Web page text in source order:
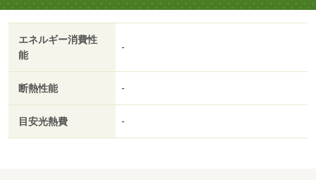
適設計！温水洗浄便座設置！・バイク置場：なし・駐輪
場：有/鍵交換費（課税対象） 18500円/防災セット（課税
対象） 13600円/除菌・消臭施工費（課税対象） 12100円
エネルギー消費性
能
-
断熱性能 -
目安光熱費 -